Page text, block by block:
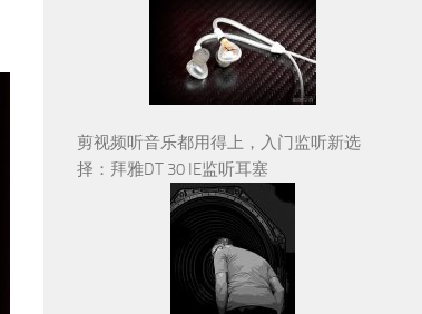
剪视频听音乐都用得上，入门监听新选
择：拜雅DT 30 IE监听耳塞